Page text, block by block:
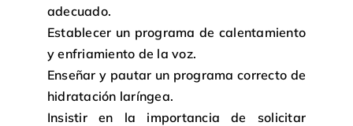
adecuado.
Establecer un programa de calentamiento
y enfriamiento de la voz.
Enseñar y pautar un programa correcto de
hidratación laríngea.
Insistir en la importancia de solicitar